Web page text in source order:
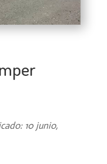
10 junio,